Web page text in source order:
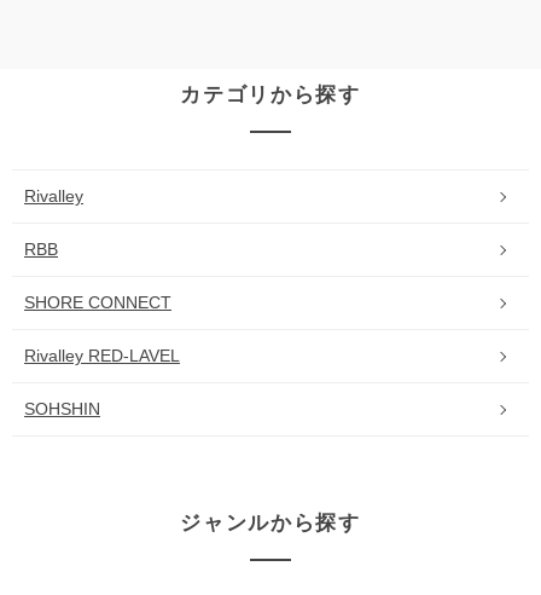
カテゴリから探す
Rivalley
RBB
SHORE CONNECT
Rivalley RED-LAVEL
SOHSHIN
ジャンルから探す